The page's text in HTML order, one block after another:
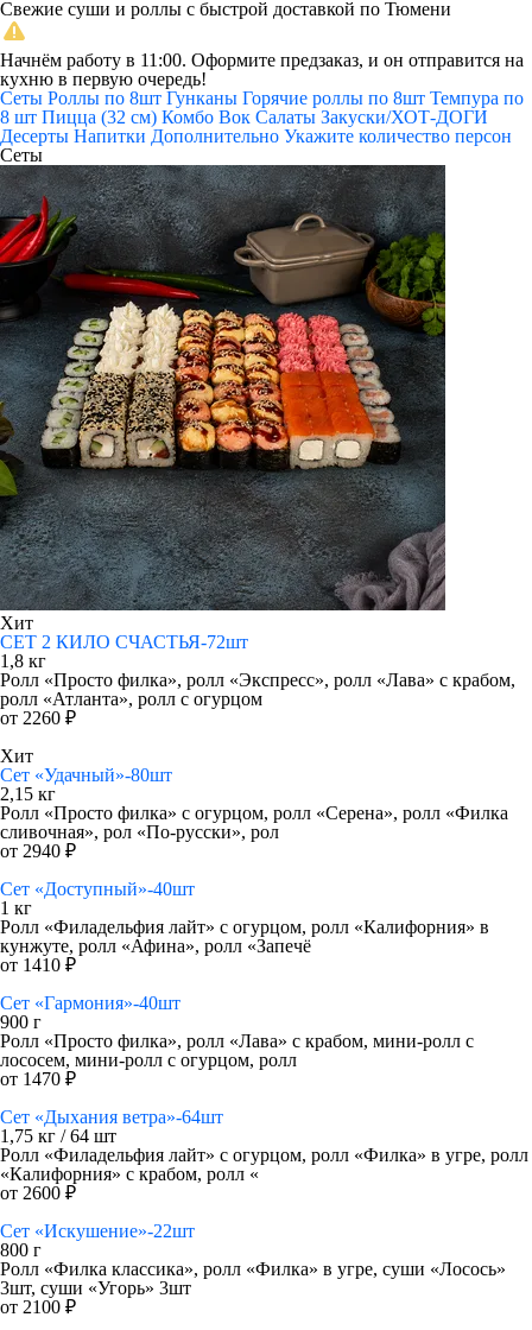
Свежие суши и роллы с быстрой доставкой по Тюмени
Начнём работу в 11:00. Оформите предзаказ, и он отправится на
кухню в первую очередь!
Сеты Роллы по 8шт Гунканы Горячие роллы по 8шт Темпура по
8 шт Пицца (32 см) Комбо Вок Салаты Закуски/ХОТ-ДОГИ
Десерты Напитки Дополнительно Укажите количество персон
Сеты
Хит
СЕТ 2 КИЛО СЧАСТЬЯ-72шт
1,8 кг
Ролл «Просто филка», ролл «Экспресс», ролл «Лава» с крабом,
ролл «Атланта», ролл с огурцом
от 2260 ₽
Хит
Сет «Удачный»-80шт
2,15 кг
Ролл «Просто филка» с огурцом, ролл «Серена», ролл «Филка
сливочная», рол «По-русски», рол
от 2940 ₽
Сет «Доступный»-40шт
1 кг
Ролл «Филадельфия лайт» с огурцом, ролл «Калифорния» в
кунжуте, ролл «Афина», ролл «Запечё
от 1410 ₽
Сет «Гармония»-40шт
900 г
Ролл «Просто филка», ролл «Лава» с крабом, мини-ролл с
лососем, мини-ролл с огурцом, ролл
от 1470 ₽
Сет «Дыхания ветра»-64шт
1,75 кг / 64 шт
Ролл «Филадельфия лайт» с огурцом, ролл «Филка» в угре, ролл
«Калифорния» с крабом, ролл «
от 2600 ₽
Сет «Искушение»-22шт
800 г
Ролл «Филка классика», ролл «Филка» в угре, суши «Лосось»
3шт, суши «Угорь» 3шт
от 2100 ₽